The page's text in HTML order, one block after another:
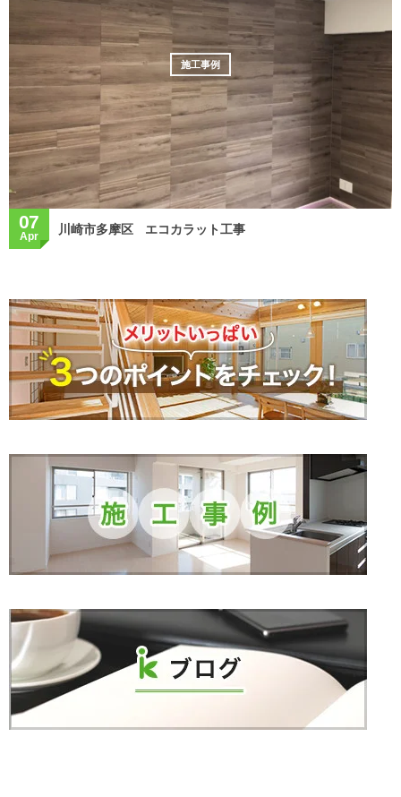
施工事例
07
Apr 川崎市多摩区 エコカラット工事